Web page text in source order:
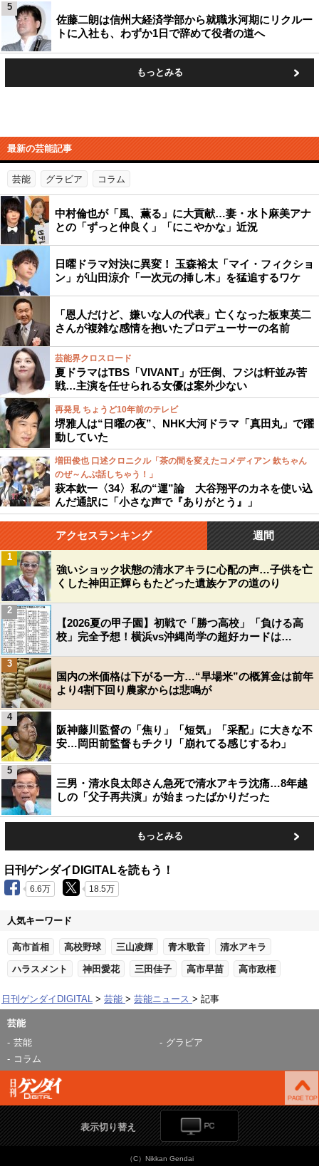
佐藤二朗は信州大経済学部から就職氷河期にリクルー
トに入社も、わずか1日で辞めて役者の道へ
5
もっとみる
最新の芸能記事
芸能 グラビア コラム
中村倫也が「風、薫る」に大貢献…妻・水卜麻美アナ
との「ずっと仲良く」「にこやかな」近況
日曜ドラマ対決に異変！ 玉森裕太「マイ・フィクショ
ン」が山田涼介「一次元の挿し木」を猛追するワケ
「恩人だけど、嫌いな人の代表」亡くなった板東英二
さんが複雑な感情を抱いたプロデューサーの名前
芸能界クロスロード
夏ドラマはTBS「VIVANT」が圧倒、フジは軒並み苦
戦…主演を任せられる女優は案外少ない
再発見 ちょうど10年前のテレビ
堺雅人は“日曜の夜”、NHK大河ドラマ「真田丸」で躍
動していた
増田俊也 口述クロニクル「茶の間を変えたコメディアン 欽ちゃん
のぜ～んぶ話しちゃう！」
萩本欽一〈34〉私の“運”論 大谷翔平のカネを使い込
んだ通訳に「小さな声で『ありがとう』」
アクセスランキング 週間
強いショック状態の清水アキラに心配の声…子供を亡
くした神田正輝らもたどった遺族ケアの道のり
1
【2026夏の甲子園】初戦で「勝つ高校」「負ける高
校」完全予想！横浜vs沖縄尚学の超好カードは…
2
国内の米価格は下がる一方…“早場米”の概算金は前年
より4割下回り農家からは悲鳴が
3
阪神藤川監督の「焦り」「短気」「采配」に大きな不
安…岡田前監督もチクリ「崩れてる感じするわ」
4
三男・清水良太郎さん急死で清水アキラ沈痛…8年越
しの「父子再共演」が始まったばかりだった
5
もっとみる
日刊ゲンダイDIGITALを読もう！
6.6万 18.5万
人気キーワード
高市首相 高校野球 三山凌輝 青木歌音 清水アキラ
ハラスメント 神田愛花 三田佳子 高市早苗 高市政権
日刊ゲンダイDIGITAL 芸能 芸能ニュース 記事
芸能
芸能
グラビア
コラム
表示切り替え
（C）Nikkan Gendai